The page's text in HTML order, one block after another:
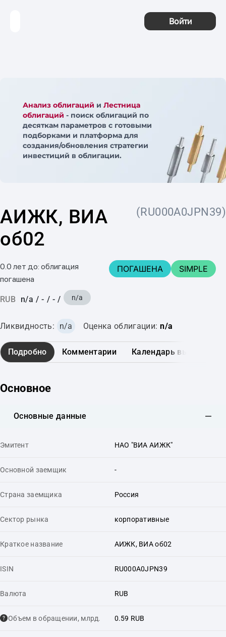
Войти
Анализ облигаций и Лестница
облигаций - поиск облигаций по
десяткам параметров с готовыми
подборками и платформа для
создания/обновления стратегии
инвестиций в облигации.
АИЖК, ВИА
об02
(RU000A0JPN39)
0.0 лет до: облигация
погашена
ПОГАШЕНА SIMPLE
RUB n/a / - / - / n/a
Ликвидность: n/a Оценка облигации: n/a
Подробно Комментарии Календарь выплат
Основное
Основные данные
Эмитент НАО "ВИА АИЖК"
Основной заемщик -
Страна заемщика Россия
Сектор рынка корпоративные
Краткое название АИЖК, ВИА об02
ISIN RU000A0JPN39
Валюта RUB
Объем в обращении, млрд. 0.59 RUB